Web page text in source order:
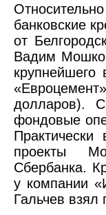
банковские
от
Вадим
крупнейшего
долларов).
фондовые
Практически
проекты
Сбербанка.
у компании
Гальчев взял